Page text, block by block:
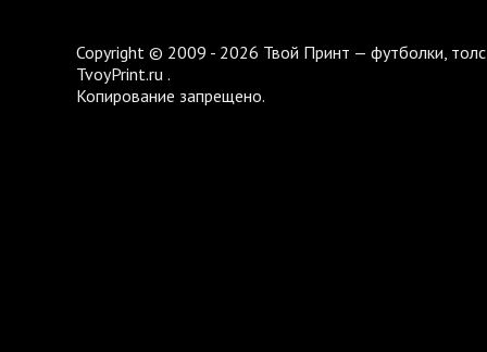
Copyright © 2009 - 2026 Твой Принт — футболки,
TvoyPrint.ru .
Копирование запрещено.